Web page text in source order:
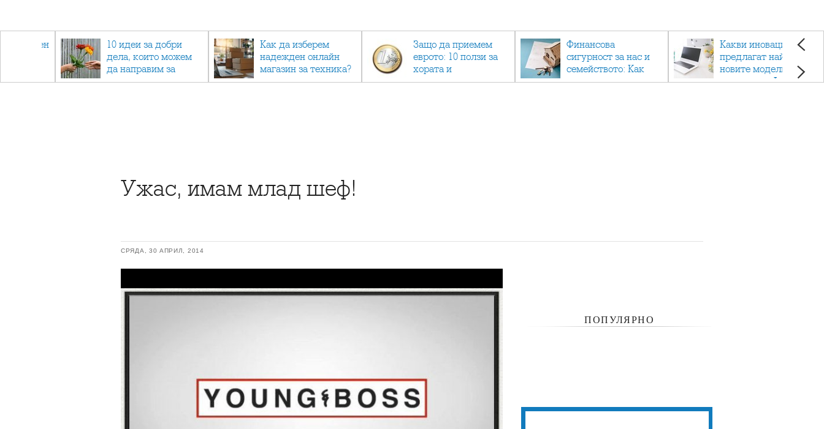
- намален
10 идеи за добри
дела, които можем
да направим за
напълно непознат
Как да изберем
надежден онлайн
магазин за техника?
Защо да приемем
еврото: 10 ползи за
хората и
икономиката
Финансова
сигурност за нас и
семейството: Как
помагат
Какви иновации
предлагат най-
новите модели
лаптопи на Acer?
Ужас, имам млад шеф!
СРЯДА, 30 АПРИЛ, 2014
ПОПУЛЯРНО